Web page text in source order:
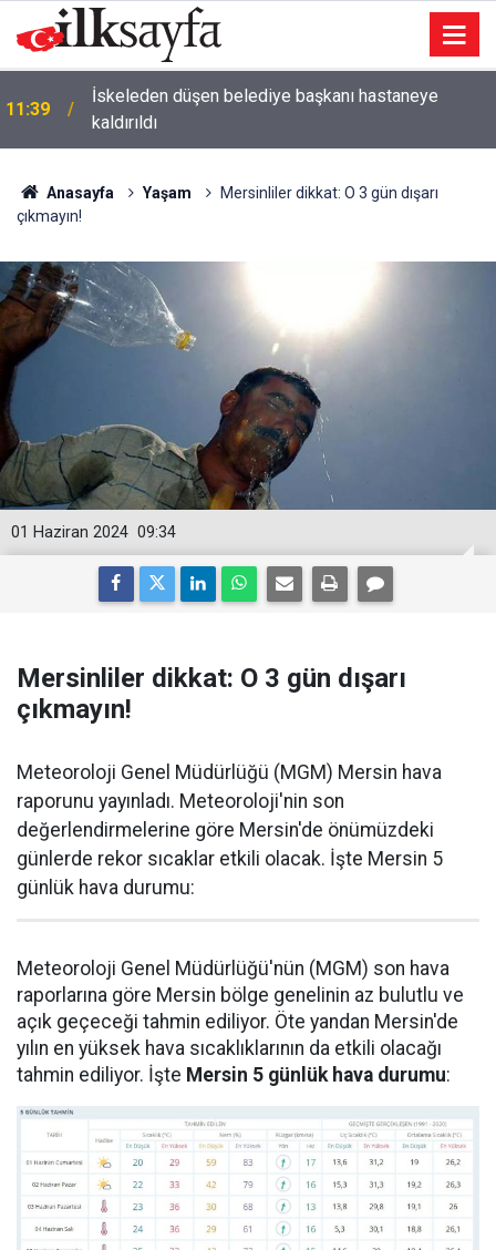
11:39
İskeleden düşen belediye başkanı hastaneye
kaldırıldı
Anasayfa Yaşam
Mersinliler dikkat: O 3 gün dışarı
çıkmayın!
09:34
01 Haziran 2024
Mersinliler dikkat: O 3 gün dışarı
çıkmayın!
Meteoroloji Genel Müdürlüğü (MGM) Mersin hava
raporunu yayınladı. Meteoroloji'nin son
değerlendirmelerine göre Mersin'de önümüzdeki
günlerde rekor sıcaklar etkili olacak. İşte Mersin 5
günlük hava durumu:
Meteoroloji Genel Müdürlüğü'nün (MGM) son hava
raporlarına göre Mersin bölge genelinin az bulutlu ve
açık geçeceği tahmin ediliyor. Öte yandan Mersin'de
yılın en yüksek hava sıcaklıklarının da etkili olacağı
tahmin ediliyor. İşte Mersin 5 günlük hava durumu: